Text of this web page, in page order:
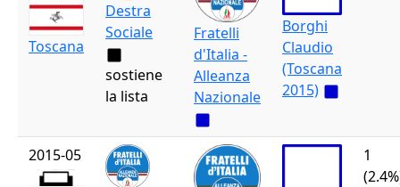
Toscana
Destra
Sociale
sostiene
la lista
Fratelli
d'Italia -
Alleanza
Nazionale
Borghi
Claudio
(Toscana
2015)
2015-05
1